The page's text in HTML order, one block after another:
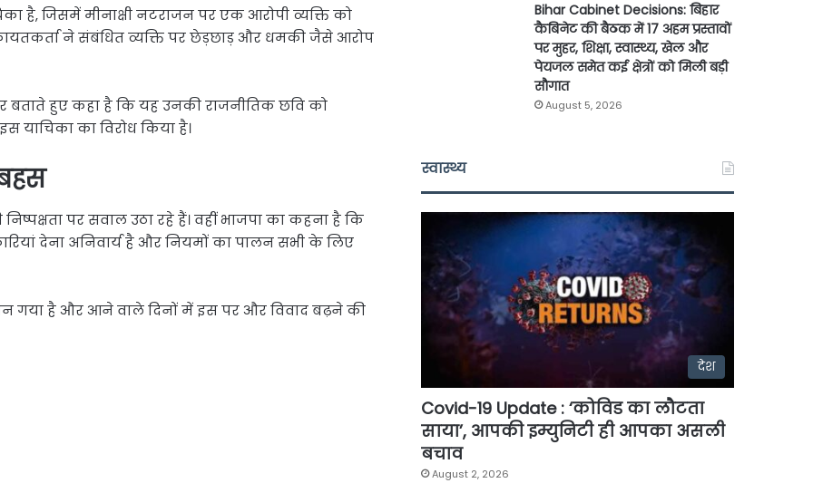
है, जिसमें मीनाक्षी नटराजन पर एक आरोपी व्यक्ति को
ने संबंधित व्यक्ति पर छेड़छाड़ और धमकी जैसे आरोप
बताते हुए कहा है कि यह उनकी राजनीतिक छवि को
याचिका का विरोध किया है।
पर सवाल उठा रहे हैं। वहीं भाजपा का कहना है कि
देना अनिवार्य है और नियमों का पालन सभी के लिए
गया है और आने वाले दिनों में इस पर और विवाद बढ़ने की
Bihar Cabinet Decisions: बिहार
कैबिनेट की बैठक में 17 अहम प्रस्तावों
पर मुहर, शिक्षा, स्वास्थ्य, खेल और
पेयजल समेत कई क्षेत्रों को मिली बड़ी
सौगात
August 5, 2026
स्वास्थ्य
देश
Covid-19 Update : ‘कोविड का लौटता
साया’, आपकी इम्युनिटी ही आपका असली
बचाव
August 2, 2026